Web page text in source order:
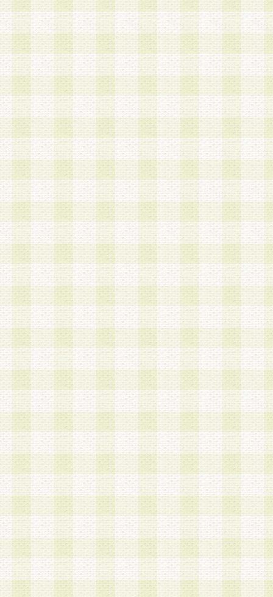
a.既に登録されている会員と同一のメールアドレ
録する場合
b.本サービスと同様のサービスを提供している企
業に従事していると思われる本人またはその家族
場合
c.その他当社が不適切と判断する場合
2.当社は、会員登録希望者を会員として承認する
した 場合、会員登録希望者による会員登録手続
による承認後の場合であっても、会員登録の取り
の抹消を、当社が適切と判 断する方法・手段に
とができるものとします。
3.会員登録希望者が18歳未満、成年被後見人、被
人 である場合は、親権者などの法定代理人の同
録を行うものとします。なお、義務教育学齢に該
者については、登録時に 当社が別途定める方法
権者による承認手続きを行うものとします。
第3条 会員の登録方法
1.会員登録手続きは、会員登録希望者本人が行う
る登録は一切認められないものとします。
2.会員登録希望者は、本規約に同意の後、当社指
画 面」において、当社が指定する必要事項を入
を行うものとします。当社は、会員登録を承認し
会員として本サービスを 受けるためのログイン
を付与します。
3.会員は、会員登録の際に申告する登録情報の全
いかなる虚偽の申告をも行ってはならないものと
4.会員は、複数のログインＩＤおよびパスワード
いものとします。
第4条 ログインIDおよびパスワードの管理
1.会員は、会員登録後、本サイト内にて本サービ
加する際には、前条に基づき当社から付与された
スワードを使用するものとします。
2.登録の際に当社が付与したログインIDおよびパ